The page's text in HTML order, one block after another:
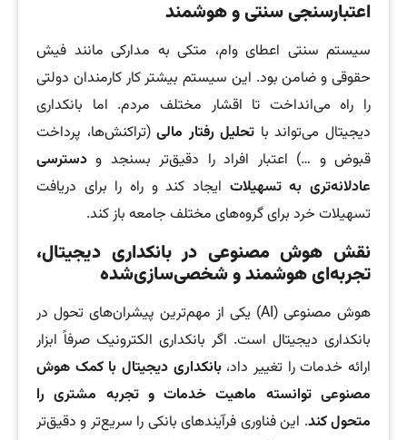
اعتبارسنجی سنتیوهوشمند
سیستم سنتی اعطای وام، متکی به مدارکی مانند فیش
حقوقی و ضامن بود. این سیستم بیشتر کار کارمندان دولتی
را راه می‌انداخت تا اقشار مختلف مردم. اما بانکداری
دیجیتال می‌تواند با تحلیل رفتار مالی(تراکنش‌ها، پرداخت
قبوض و …) اعتبار افراد را دقیق‌تر بسنجد و دسترسی
عادلانه‌تری به تسهیلات ایجاد کند و راه را برای دریافت
تسهیلات خرد برای گروه‌های مختلف جامعه باز کند.
نقش هوش مصنوعی در بانکداری دیجیتال،
تجربه‌ای هوشمند و شخصی‌سازی‌شده
هوش مصنوعی (AI) یکی از مهم‌ترین پیشران‌های تحول در
بانکداری دیجیتال است. اگر بانکداری الکترونیک صرفاً ابزار
ارائه خدمات را تغییر داد،بانکداری دیجیتال با کمک هوش
مصنوعی توانسته ماهیت خدمات و تجربه مشتری را
متحول کند. این فناوری فرآیندهای بانکی را سریع‌تر و دقیق‌تر